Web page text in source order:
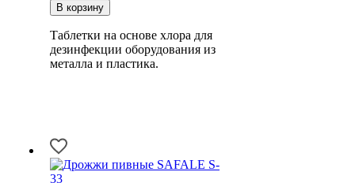
Таблетки на основе хлора для
дезинфекции оборудования из
металла и пластика.